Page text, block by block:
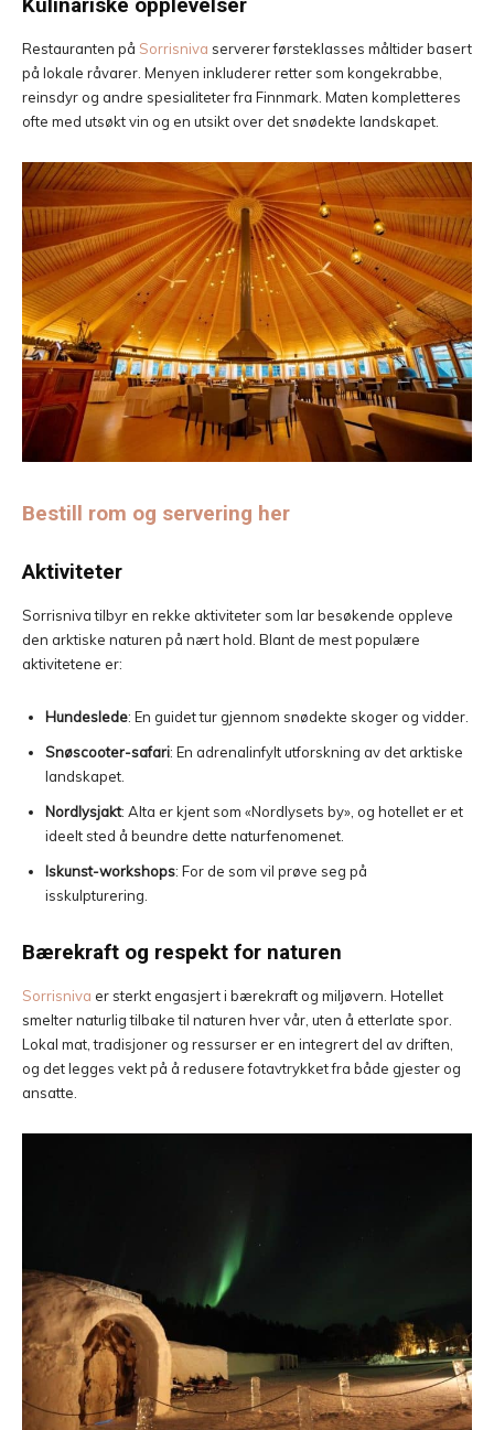
Restauranten på Sorrisniva serverer førsteklasses måltider basert
på lokale råvarer. Menyen inkluderer retter som kongekrabbe,
reinsdyr og andre spesialiteter fra Finnmark. Maten kompletteres
ofte med utsøkt vin og en utsikt over det snødekte landskapet.
Bestill rom og servering her
Aktiviteter
Sorrisniva tilbyr en rekke aktiviteter som lar besøkende oppleve
den arktiske naturen på nært hold. Blant de mest populære
aktivitetene er:
Hundeslede: En guidet tur gjennom snødekte skoger og vidder.
Snøscooter-safari: En adrenalinfylt utforskning av det arktiske
landskapet.
Nordlysjakt: Alta er kjent som «Nordlysets by», og hotellet er et
ideelt sted å beundre dette naturfenomenet.
Iskunst-workshops: For de som vil prøve seg på
isskulpturering.
Bærekraft og respekt for naturen
Sorrisniva er sterkt engasjert i bærekraft og miljøvern. Hotellet
smelter naturlig tilbake til naturen hver vår, uten å etterlate spor.
Lokal mat, tradisjoner og ressurser er en integrert del av driften,
og det legges vekt på å redusere fotavtrykket fra både gjester og
ansatte.